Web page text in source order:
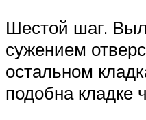
Шестой шаг.
сужением
остальном
подобна кладке